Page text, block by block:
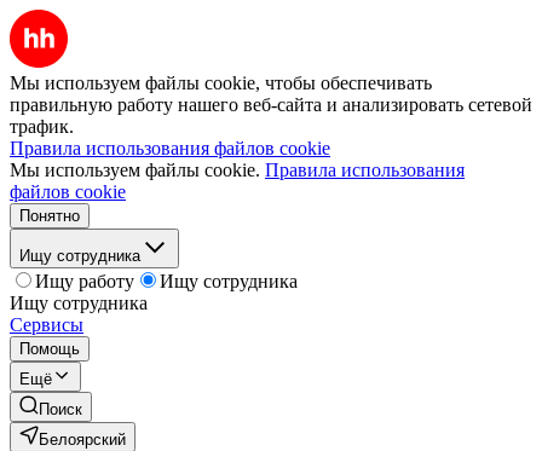
Мы используем файлы cookie, чтобы обеспечивать
правильную работу нашего веб-сайта и анализировать сетевой
трафик.
Правила использования файлов cookie
Мы используем файлы cookie. Правила использования
файлов cookie
Понятно
Ищу сотрудника
Ищу работу
Ищу сотрудника
Ищу сотрудника
Сервисы
Помощь
Ещё
Поиск
Белоярский